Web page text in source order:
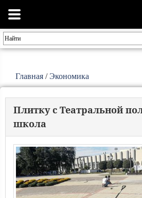
Главная / Экономика
Плитку с Театральной
школа